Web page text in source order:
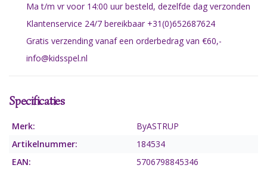
Ma t/m vr voor 14:00 uur besteld, dezelfde dag verzonden
Klantenservice 24/7 bereikbaar +31(0)652687624
Gratis verzending vanaf een orderbedrag van €60,-
info@kidsspel.nl
Specificaties
Merk:
ByASTRUP
Artikelnummer:
184534
EAN:
5706798845346